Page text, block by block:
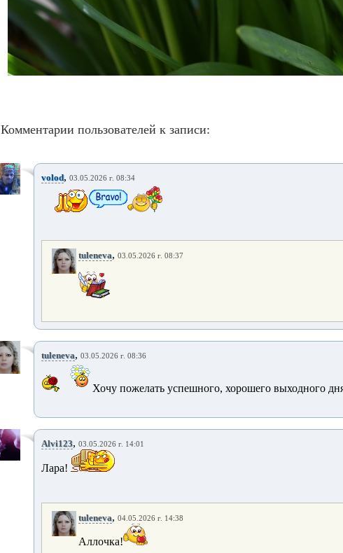
Комментарии пользователей к записи:
volod, 03.05.2026 г. 08:34
tuleneva, 03.05.2026 г. 08:37
tuleneva, 03.05.2026 г. 08:36
Хочу пожелать успешного, хорошего выходного
Alvi123, 03.05.2026 г. 14:01
Лара!
tuleneva, 04.05.2026 г. 14:38
Аллочка!